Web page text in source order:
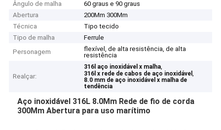
Ângulo de malha
60 graus e 90 graus
Abertura
200Mm 300Mm
Técnica
Tipo tecido
Tipo de malha
Ferrule
Personagem
flexível, de alta resistência, de alta
resistência
Realçar:
316l aço inoxidável x malha,
316l x rede de cabos de aço inoxidável,
8.0 mm de aço inoxidável x malha de
tendência
Aço inoxidável 316L 8.0Mm Rede de fio de corda
300Mm Abertura para uso marítimo